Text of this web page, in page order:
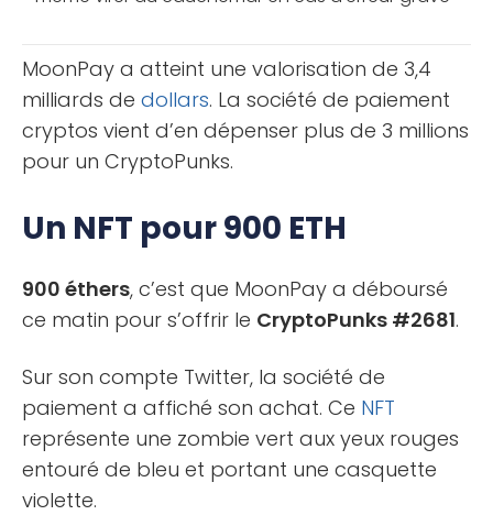
MoonPay a atteint une valorisation de 3,4
milliards de dollars. La société de paiement
cryptos vient d’en dépenser plus de 3 millions
pour un CryptoPunks.
Un NFT pour 900 ETH
900 éthers, c’est que MoonPay a déboursé
ce matin pour s’offrir le CryptoPunks #2681.
Sur son compte Twitter, la société de
paiement a affiché son achat. Ce NFT
représente une zombie vert aux yeux rouges
entouré de bleu et portant une casquette
violette.